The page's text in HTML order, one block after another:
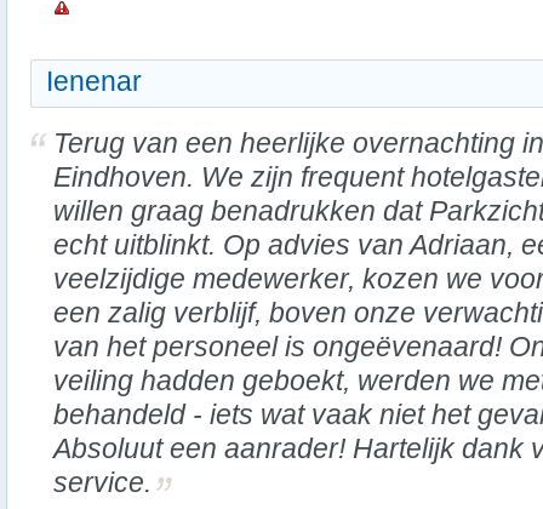
Ienenar
Terug van een heerlijke overnachting in
Eindhoven. We zijn frequent
willen graag benadrukken dat
echt uitblinkt. Op advies van Adriaan,
veelzijdige medewerker, kozen we
een zalig verblijf, boven onze
van het personeel is ongeëvenaard!
veiling hadden geboekt, werden we
behandeld - iets wat vaak niet het
Absoluut een aanrader! Hartelijk dank
service.